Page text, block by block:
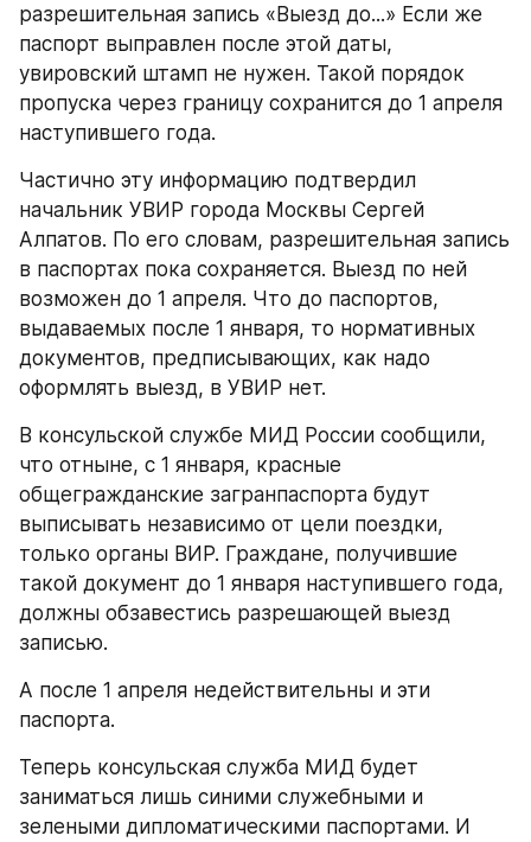
разрешительная запись «Выезд до...» Если же
паспорт выправлен после этой даты,
увировский штамп не нужен. Такой порядок
пропуска через границу сохранится до 1 апреля
наступившего года.
Частично эту информацию подтвердил
начальник УВИР города Москвы Сергей
Алпатов. По его словам, разрешительная запись
в паспортах пока сохраняется. Выезд по ней
возможен до 1 апреля. Что до паспортов,
выдаваемых после 1 января, то нормативных
документов, предписывающих, как надо
оформлять выезд, в УВИР нет.
В консульской службе МИД России сообщили,
что отныне, с 1 января, красные
общегражданские загранпаспорта будут
выписывать независимо от цели поездки,
только органы ВИР. Граждане, получившие
такой документ до 1 января наступившего года,
должны обзавестись разрешающей выезд
записью.
А после 1 апреля недействительны и эти
паспорта.
Теперь консульская служба МИД будет
заниматься лишь синими служебными и
зелеными дипломатическими паспортами. И